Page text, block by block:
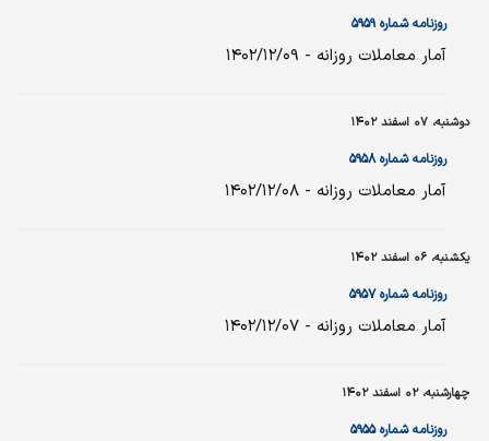
روزنامه شماره ۵۹۵۹
آمار معاملات روزانه - ۱۴۰۲/۱۲/۰۹
دوشنبه، ۰۷ اسفند ۱۴۰۲
روزنامه شماره ۵۹۵۸
آمار معاملات روزانه - ۱۴۰۲/۱۲/۰۸
یکشنبه، ۰۶ اسفند ۱۴۰۲
روزنامه شماره ۵۹۵۷
آمار معاملات روزانه - ۱۴۰۲/۱۲/۰۷
چهارشنبه، ۰۲ اسفند ۱۴۰۲
روزنامه شماره ۵۹۵۵